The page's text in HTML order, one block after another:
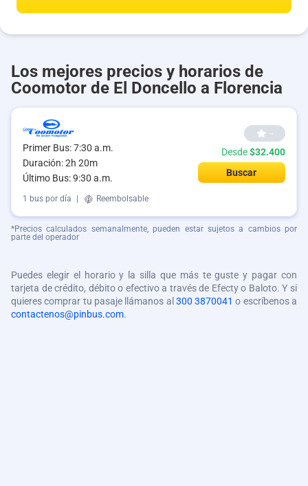
Los mejores precios y horarios de
Coomotor de El Doncello a Florencia
Primer Bus: 7:30 a.m.
Duración: 2h 20m
Último Bus: 9:30 a.m.
--
Desde$32.400
Buscar
1 bus por día Reembolsable
*Precios calculados semanalmente, pueden estar sujetos a cambios por
parte del operador
Puedes elegir el horario y la silla que más te guste y pagar con
tarjeta de crédito, débito o efectivo a través de Efecty o Baloto. Y si
quieres comprar tu pasaje llámanos al 300 3870041 o escríbenos a
contactenos@pinbus.com.